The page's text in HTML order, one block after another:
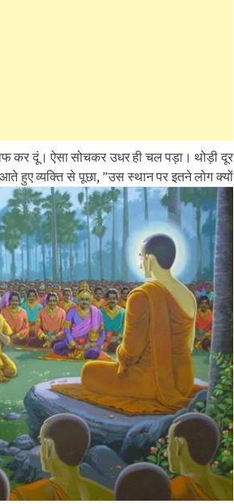
कर दूं। ऐसा सोचकर उधर ही चल पड़ा। थोड़ी दूर
व्यक्ति से पूछा, ”उस स्थान पर इतने लोग क्यों